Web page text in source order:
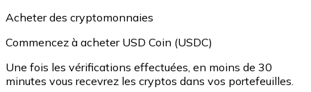
Acheter des cryptomonnaies
Commencez à acheter USD Coin (USDC)
Une fois les vérifications effectuées, en moins de 30
minutes vous recevrez les cryptos dans vos portefeuilles.